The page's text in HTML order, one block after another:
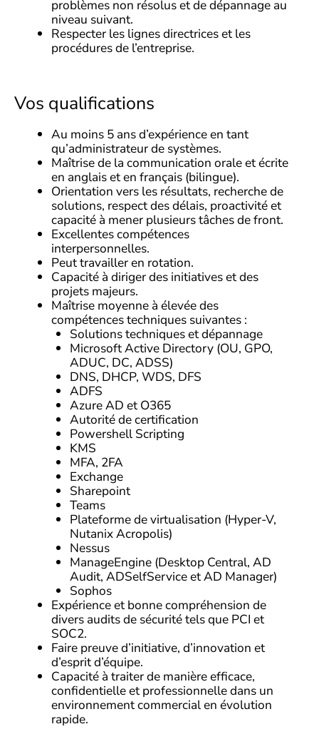
problèmes non résolus et de dépannage au
niveau suivant.
Respecter les lignes directrices et les
procédures de l’entreprise.
Vos qualifications
Au moins 5 ans d’expérience en tant
qu’administrateur de systèmes.
Maîtrise de la communication orale et écrite
en anglais et en français (bilingue).
Orientation vers les résultats, recherche de
solutions, respect des délais, proactivité et
capacité à mener plusieurs tâches de front.
Excellentes compétences
interpersonnelles.
Peut travailler en rotation.
Capacité à diriger des initiatives et des
projets majeurs.
Maîtrise moyenne à élevée des
compétences techniques suivantes :
Solutions techniques et dépannage
Microsoft Active Directory (OU, GPO,
ADUC, DC, ADSS)
DNS, DHCP, WDS, DFS
ADFS
Azure AD et O365
Autorité de certification
Powershell Scripting
KMS
MFA, 2FA
Exchange
Sharepoint
Teams
Plateforme de virtualisation (Hyper-V,
Nutanix Acropolis)
Nessus
ManageEngine (Desktop Central, AD
Audit, ADSelfService et AD Manager)
Sophos
Expérience et bonne compréhension de
divers audits de sécurité tels que PCI et
SOC2.
Faire preuve d’initiative, d’innovation et
d’esprit d’équipe.
Capacité à traiter de manière efficace,
confidentielle et professionnelle dans un
environnement commercial en évolution
rapide.